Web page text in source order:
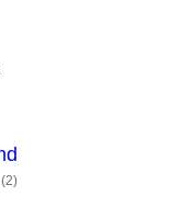
(2αξιολογήσεις
σύνολο
)